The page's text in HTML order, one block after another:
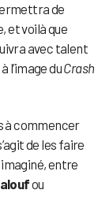
de
et voilà que
avec talent
l’image duCrash
à commencer
de les faire
imaginé, entre
ou